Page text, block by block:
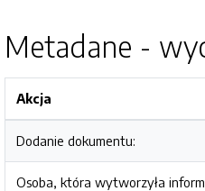
Metadane -
Akcja
Dodanie dokumentu:
Osoba, która wytworzyła